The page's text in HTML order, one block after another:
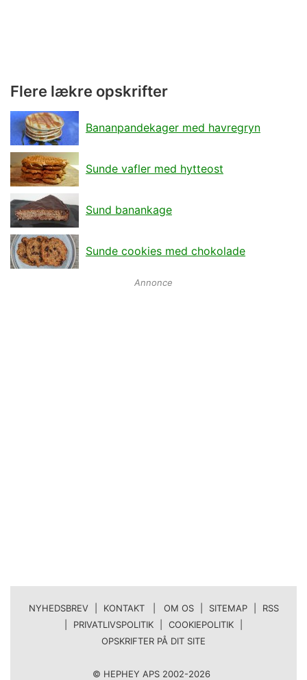
Flere lækre opskrifter
Bananpandekager med havregryn
Sunde vafler med hytteost
Sund banankage
Sunde cookies med chokolade
Annonce
NYHEDSBREV KONTAKT | OM OS SITEMAP
RSS
PRIVATLIVSPOLITIK COOKIEPOLITIK
OPSKRIFTER PÅ DIT SITE
© HEPHEY APS 2002-2026